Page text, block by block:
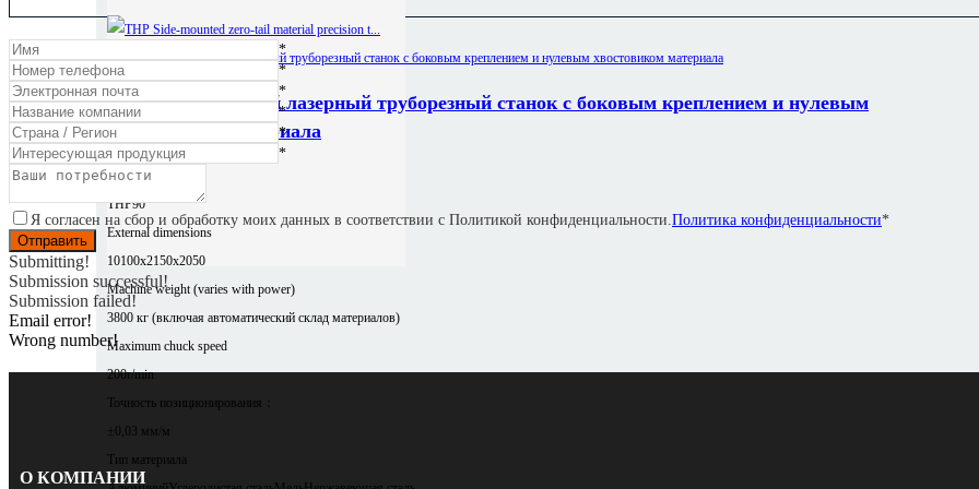
THP прецизионный лазерный труборезный станок с боковым креплением и нулевым
хвостовиком материала
Модель
THP90
External dimensions
10100x2150x2050
Machine weight (varies with power)
3800 кг (включая автоматический склад материалов)
Maximum chuck speed
200r/min
Точность позиционирования：
±0,03 мм/м
Тип материала
*
*
*
*
*
*
Я согласен на сбор и обработку моих данных в соответствии с Политикой конфиденциальности. Политика конфиденциальности*
Submitting!
Submission successful!
Submission failed!
Email error!
Wrong number!
О КОМПАНИИ